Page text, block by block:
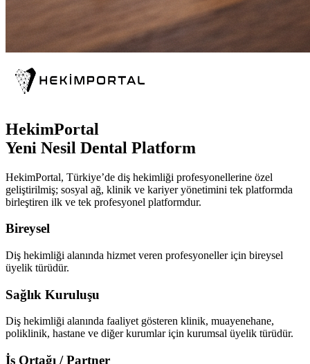
HekimPortal
Yeni Nesil Dental Platform
HekimPortal, Türkiye’de diş hekimliği profesyonellerine özel
geliştirilmiş; sosyal ağ, klinik ve kariyer yönetimini tek platformda
birleştiren ilk ve tek profesyonel platformdur.
Bireysel
Diş hekimliği alanında hizmet veren profesyoneller için bireysel
üyelik türüdür.
Sağlık Kuruluşu
Diş hekimliği alanında faaliyet gösteren klinik, muayenehane,
poliklinik, hastane ve diğer kurumlar için kurumsal üyelik türüdür.
İş Ortağı / Partner